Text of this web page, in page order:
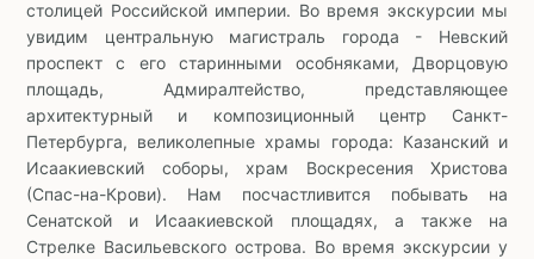
столицей Российской империи. Во время экскурсии мы
увидим центральную магистраль города - Невский
проспект с его старинными особняками, Дворцовую
площадь, Адмиралтейство, представляющее
архитектурный и композиционный центр Санкт-
Петербурга, великолепные храмы города: Казанский и
Исаакиевский соборы, храм Воскресения Христова
(Спас-на-Крови). Нам посчастливится побывать на
Сенатской и Исаакиевской площадях, а также на
Стрелке Васильевского острова. Во время экскурсии у